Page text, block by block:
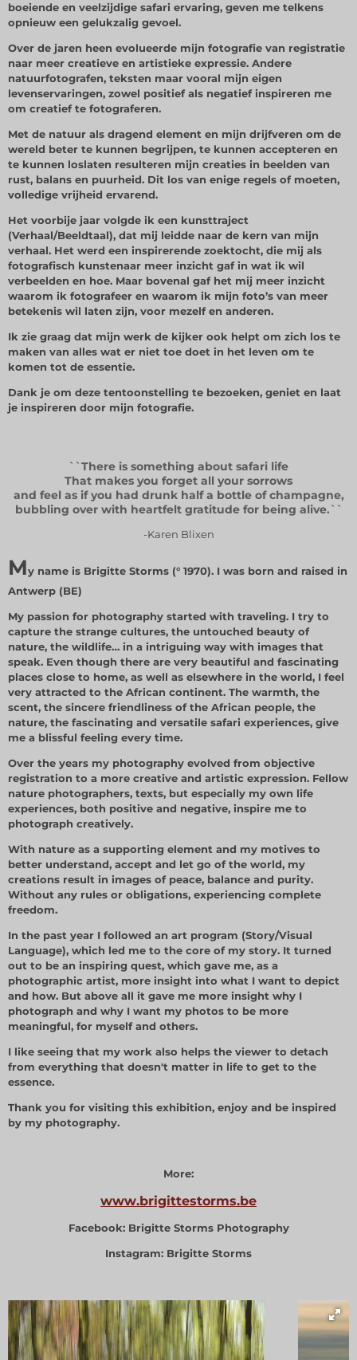
boeiende en veelzijdige safari ervaring, geven me telkens
opnieuw een gelukzalig gevoel.
Over de jaren heen evolueerde mijn fotografie van registratie
naar meer creatieve en artistieke expressie. Andere
natuurfotografen, teksten maar vooral mijn eigen
levenservaringen, zowel positief als negatief inspireren me
om creatief te fotograferen.
Met de natuur als dragend element en mijn drijfveren om de
wereld beter te kunnen begrijpen, te kunnen accepteren en
te kunnen loslaten resulteren mijn creaties in beelden van
rust, balans en puurheid. Dit los van enige regels of moeten,
volledige vrijheid ervarend.
Het voorbije jaar volgde ik een kunsttraject
(Verhaal/Beeldtaal), dat mij leidde naar de kern van mijn
verhaal. Het werd een inspirerende zoektocht, die mij als
fotografisch kunstenaar meer inzicht gaf in wat ik wil
verbeelden en hoe. Maar bovenal gaf het mij meer inzicht
waarom ik fotografeer en waarom ik mijn foto’s van meer
betekenis wil laten zijn, voor mezelf en anderen.
Ik zie graag dat mijn werk de kijker ook helpt om zich los te
maken van alles wat er niet toe doet in het leven om te
komen tot de essentie.
Dank je om deze tentoonstelling te bezoeken, geniet en laat
je inspireren door mijn fotografie.
``There is something about safari life
That makes you forget all your sorrows
and feel as if you had drunk half a bottle of champagne,
bubbling over with heartfelt gratitude for being alive.``
-Karen Blixen
My name is Brigitte Storms (° 1970). I was born and raised in
Antwerp (BE)
My passion for photography started with traveling. I try to
capture the strange cultures, the untouched beauty of
nature, the wildlife… in a intriguing way with images that
speak. Even though there are very beautiful and fascinating
places close to home, as well as elsewhere in the world, I feel
very attracted to the African continent. The warmth, the
scent, the sincere friendliness of the African people, the
nature, the fascinating and versatile safari experiences, give
me a blissful feeling every time.
Over the years my photography evolved from objective
registration to a more creative and artistic expression. Fellow
nature photographers, texts, but especially my own life
experiences, both positive and negative, inspire me to
photograph creatively.
With nature as a supporting element and my motives to
better understand, accept and let go of the world, my
creations result in images of peace, balance and purity.
Without any rules or obligations, experiencing complete
freedom.
In the past year I followed an art program (Story/Visual
Language), which led me to the core of my story. It turned
out to be an inspiring quest, which gave me, as a
photographic artist, more insight into what I want to depict
and how. But above all it gave me more insight why I
photograph and why I want my photos to be more
meaningful, for myself and others.
I like seeing that my work also helps the viewer to detach
from everything that doesn't matter in life to get to the
essence.
Thank you for visiting this exhibition, enjoy and be inspired
by my photography.
More:
www.brigittestorms.be
Facebook: Brigitte Storms Photography
Instagram: Brigitte Storms